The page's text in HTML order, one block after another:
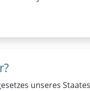
unseres